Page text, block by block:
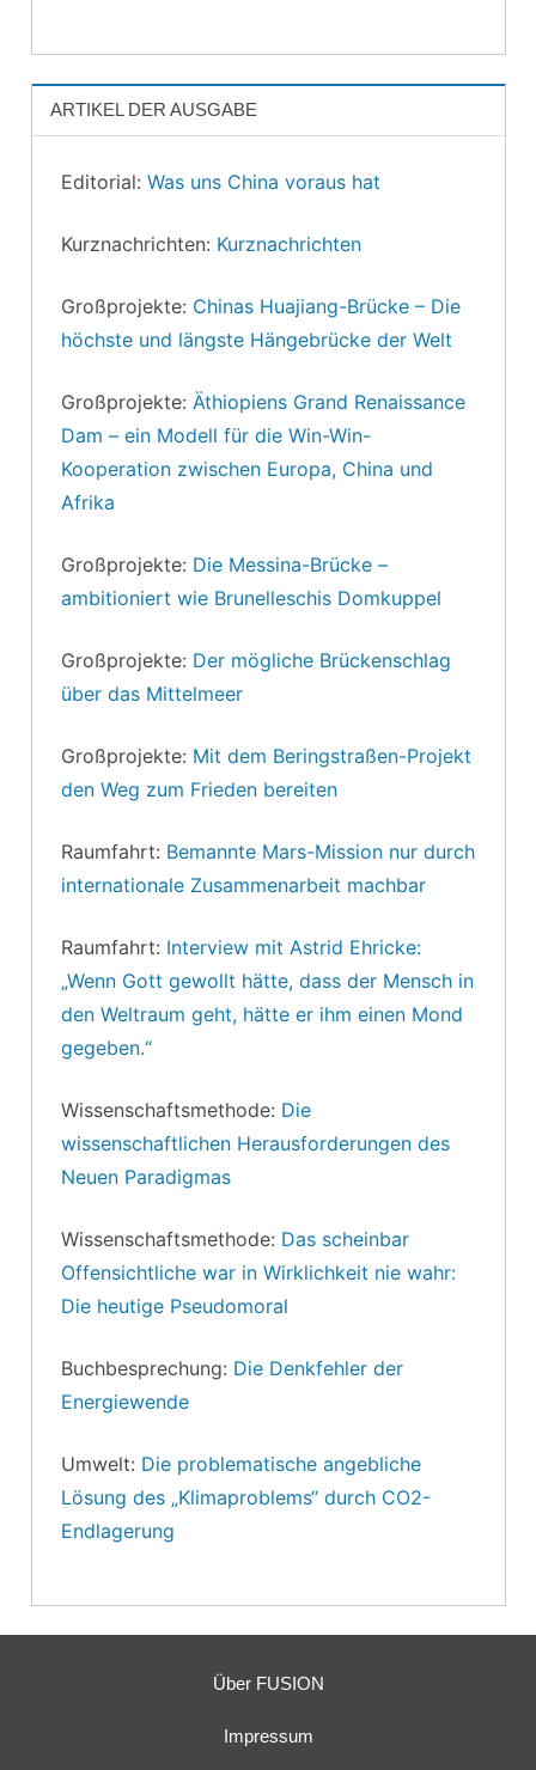
ARTIKEL DER AUSGABE
Editorial: Was uns China voraus hat
Kurznachrichten: Kurznachrichten
Großprojekte: Chinas Huajiang-Brücke – Die
höchste und längste Hängebrücke der Welt
Großprojekte: Äthiopiens Grand Renaissance
Dam – ein Modell für die Win-Win-
Kooperation zwischen Europa, China und
Afrika
Großprojekte: Die Messina-Brücke –
ambitioniert wie Brunelleschis Domkuppel
Großprojekte: Der mögliche Brückenschlag
über das Mittelmeer
Großprojekte: Mit dem Beringstraßen-Projekt
den Weg zum Frieden bereiten
Raumfahrt: Bemannte Mars-Mission nur durch
internationale Zusammenarbeit machbar
Raumfahrt: Interview mit Astrid Ehricke:
„Wenn Gott gewollt hätte, dass der Mensch in
den Weltraum geht, hätte er ihm einen Mond
gegeben.“
Wissenschaftsmethode: Die
wissenschaftlichen Herausforderungen des
Neuen Paradigmas
Wissenschaftsmethode: Das scheinbar
Offensichtliche war in Wirklichkeit nie wahr:
Die heutige Pseudomoral
Buchbesprechung: Die Denkfehler der
Energiewende
Umwelt: Die problematische angebliche
Lösung des „Klimaproblems“ durch CO2-
Endlagerung
Über FUSION
Impressum